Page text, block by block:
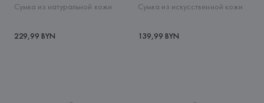
Сумка из натуральной кожи
229,99 BYN
Сумка из искусственной кожи
139,99 BYN